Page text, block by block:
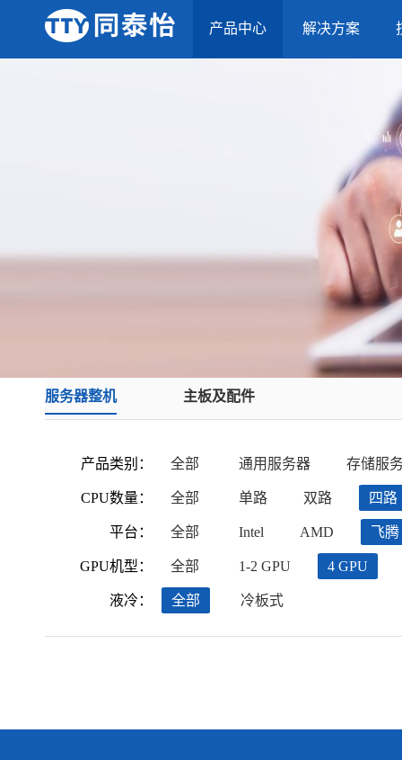
产品中心 解决方案
服务器整机 主板及配件
产品类别：
CPU数量：
平台：
GPU机型：
液冷：
全部 通用服务器 存储服
全部 单路 双路 四路
全部 Intel AMD 飞腾
全部 1-2 GPU 4 GPU
全部 冷板式